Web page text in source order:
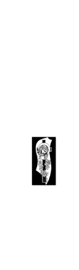
DODAJ
DO